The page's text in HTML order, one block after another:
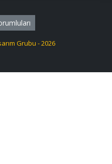
Grubu - 2026